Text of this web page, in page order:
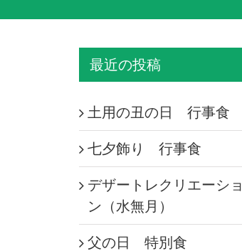
最近の投稿
土用の丑の日 行事食
七夕飾り 行事食
デザートレクリエーショ
ン（水無月）
父の日 特別食